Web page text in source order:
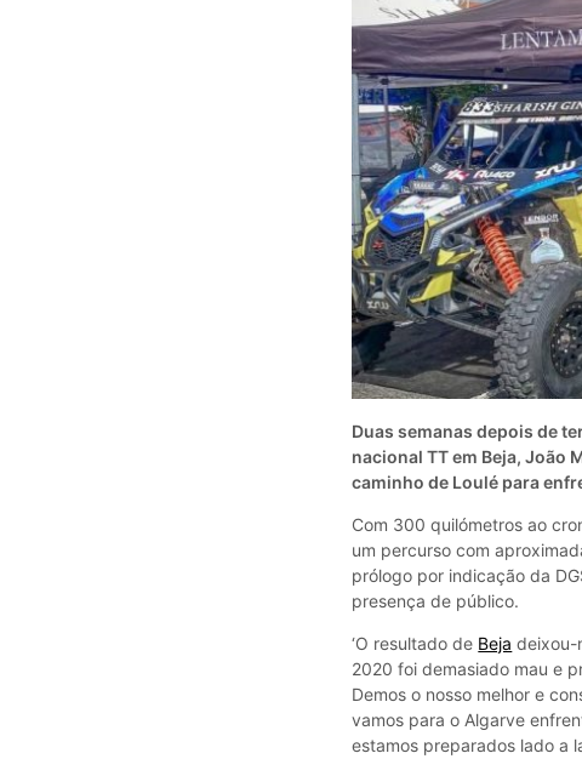
Duas semanas depois de
nacional TT em Beja, João
caminho de Loulé para
Com 300 quilómetros ao
um percurso com
prólogo por indicação da
presença de público.
‘O resultado de Beja deixou-
2020 foi demasiado mau e
Demos o nosso melhor e
vamos para o Algarve
estamos preparados lado a